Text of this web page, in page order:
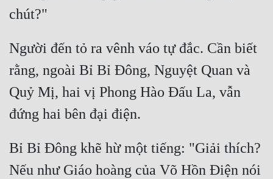
Kinh Dị
Kiếm Hiệp
Kỳ Huyễn
Kỳ Ảo
Linh Dị
Làm Giàu
Lịch Sử
Người đến tỏ ra vênh váo tự đắc. Cần biết
rằng, ngoài Bỉ Bỉ Đông, Nguyệt Quan và
Quỷ Mị, hai vị Phong Hào Đấu La, vẫn
Bỉ Bỉ Đông khẽ hừ một tiếng: "Giải thích?
Nếu như Giáo hoàng của Võ Hồn Điện nói